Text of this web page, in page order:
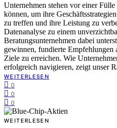
Unternehmen stehen vor einer
können, um ihre
zu treffen und ihre Leistung zu
Datenanalyse zu einem
Beratungsunternehmen dabei
gewinnen, fundierte Empfehlungen
Ziele zu erreichen. Wie
erfolgreich navigieren, zeigt unser
WEITERLESEN
0
0
0
WEITERLESEN